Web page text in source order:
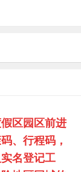
区园区前进
、行程码，
名登记工